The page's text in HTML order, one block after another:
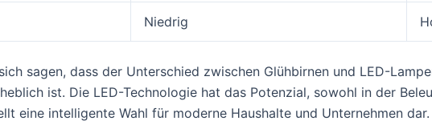
Niedrig
sagen, dass der Unterschied zwischen Glühbirnen und LED-
ist. Die LED-Technologie hat das Potenzial, sowohl in der
eine intelligente Wahl für moderne Haushalte und Unternehmen dar.